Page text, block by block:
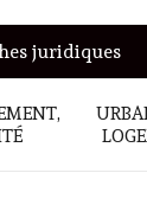
juridiques